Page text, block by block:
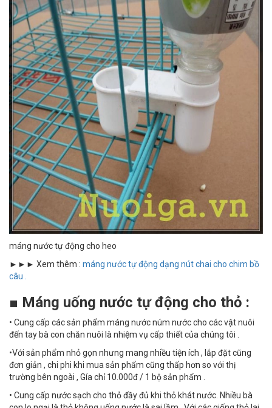
máng nước tự động cho heo
►►► Xem thêm : máng nước tự động dạng nút chai cho chim bồ
câu .
■ Máng uống nước tự động cho thỏ :
• Cung cấp các sản phẩm máng nước núm nước cho các vật nuôi
đến tay bà con chăn nuôi là nhiệm vụ cấp thiết của chúng tôi .
•Với sản phẩm nhỏ gọn nhưng mang nhiều tiện ích , lắp đặt cũng
đơn giản , chi phi khi mua sản phẩm cũng thấp hơn so với thị
trường bên ngoài , Gía chỉ 10.000đ / 1 bộ sản phẩm .
• Cung cấp nước sạch cho thỏ đầy đủ khi thỏ khát nước. Nhiều bà